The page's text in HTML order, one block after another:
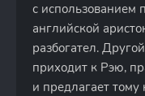
с использованием
английской
разбогател.
приходит к Рэю,
и предлагает тому